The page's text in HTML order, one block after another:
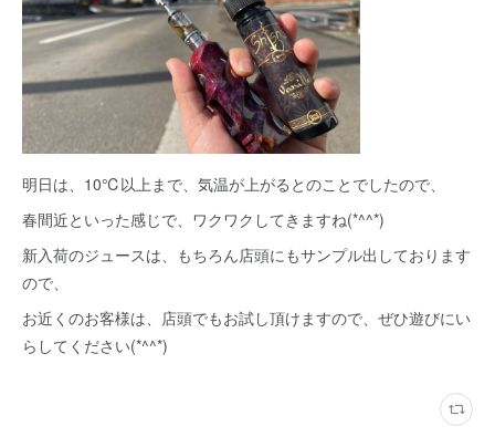
明日は、10℃以上まで、気温が上がるとのことでしたので、
春間近といった感じで、ワクワクしてきますね(*^^*)
新入荷のジュースは、もちろん店頭にもサンプル出しております
ので、
お近くのお客様は、店頭でもお試し頂けますので、ぜひ遊びにい
らしてください(*^^*)